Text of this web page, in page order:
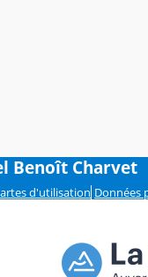
Benoît Charvet
d'utilisation Données